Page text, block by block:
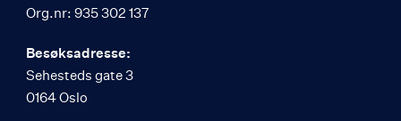
Org.nr: 935 302 137
Besøksadresse:
Sehesteds gate 3
0164 Oslo